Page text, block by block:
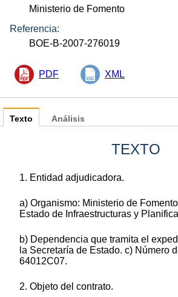
Ministerio de Fomento
Referencia:
BOE-B-2007-276019
PDF XML
Texto
TEXTO
1. Entidad adjudicadora.
a) Organismo: Ministerio de
Estado de Infraestructuras y
b) Dependencia que tramita el
la Secretaría de Estado. c) Número
64012C07.
2. Objeto del contrato.
Análisis